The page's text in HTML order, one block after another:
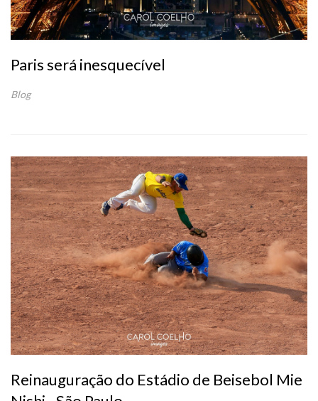
Paris será inesquecível
Blog
Reinauguração do Estádio de Beisebol Mie